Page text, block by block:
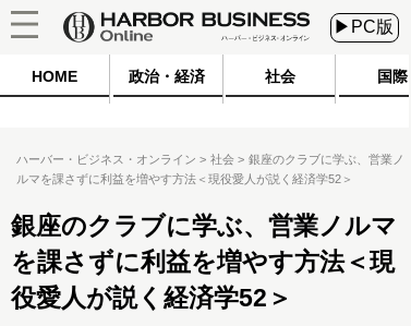
▶PC版
HOME 政治・経済 社会 国際
ハーバー・ビジネス・オンライン 社会
銀座のクラブに学ぶ、営業ノ
ルマを課さずに利益を増やす方法＜現役愛人が説く経済学52＞
銀座のクラブに学ぶ、営業ノルマ
を課さずに利益を増やす方法＜現
役愛人が説く経済学52＞